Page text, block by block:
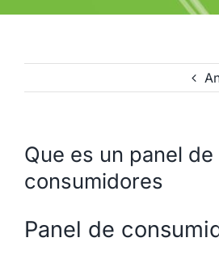
Que es un panel de
consumidores
Panel de